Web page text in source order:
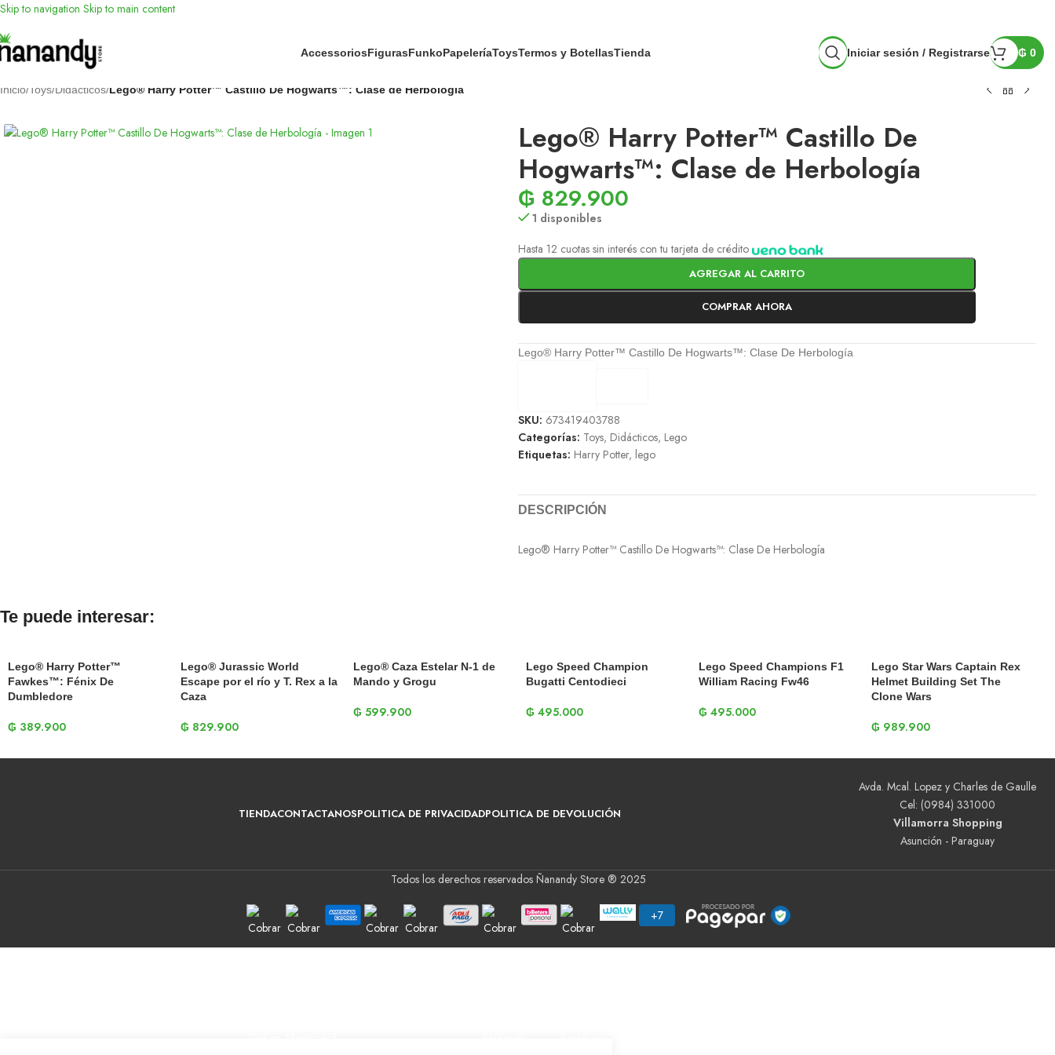
Skip to navigation Skip to main content
AccessoriosFigurasFunkoPapeleríaToysTermos y BotellasTienda Iniciar sesión / Registrarse ₲ 0
Inicio/ Toys/Didácticos/Lego® Harry Potter™ Castillo De Hogwarts™: Clase de Herbología
Lego® Harry Potter™ Castillo De
Hogwarts™: Clase de Herbología
₲ 829.900
1 disponibles
Hasta 12 cuotas sin interés con tu tarjeta de crédito
AGREGAR AL CARRITO
COMPRAR AHORA
Lego® Harry Potter™ Castillo De Hogwarts™: Clase De Herbología
SKU: 673419403788
Categorías: Toys, Didácticos, Lego
Etiquetas: Harry Potter, lego
DESCRIPCIÓN
Lego® Harry Potter™ Castillo De Hogwarts™: Clase De Herbología
Te puede interesar:
Lego® Harry Potter™
Fawkes™: Fénix De
Dumbledore
₲ 389.900
Lego® Jurassic World
Escape por el río y T. Rex a la
Caza
₲ 829.900
Lego® Caza Estelar N-1 de
Mando y Grogu
₲ 599.900
Lego Speed Champion
Bugatti Centodieci
₲ 495.000
Lego Speed Champions F1
William Racing Fw46
₲ 495.000
Lego Star Wars Captain Rex
Helmet Building Set The
Clone Wars
₲ 989.900
TIENDACONTACTANOSPOLITICA DE PRIVACIDADPOLITICA DE DEVOLUCIÓN
Avda. Mcal. Lopez y Charles de Gaulle
Cel: (0984) 331000
Villamorra Shopping
Asunción - Paraguay
Todos los derechos reservados Ñanandy Store ® 2025